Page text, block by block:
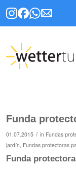
Funda
01.07.2015 / in Fundas
jardín, Fundas protectoras
Funda